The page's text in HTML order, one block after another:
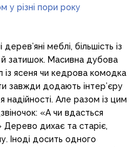
у різні пори року
меблі, більшість із
затишок. Масивна дубова
із ясеня чи кедрова комодка
завжди додають інтер’єру
Але разом із цим
«А чи вдасться
дихає та старіє,
Іноді досить одного